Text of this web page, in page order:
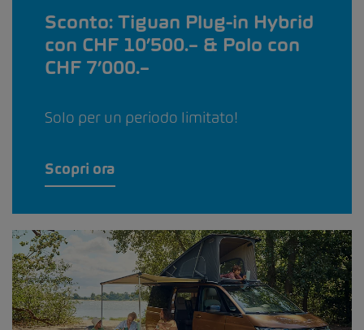
Sconto: Tiguan Plug-in Hybrid
con CHF 10’500.– & Polo con
CHF 7’000.–
Solo per un periodo limitato!
Scopri ora